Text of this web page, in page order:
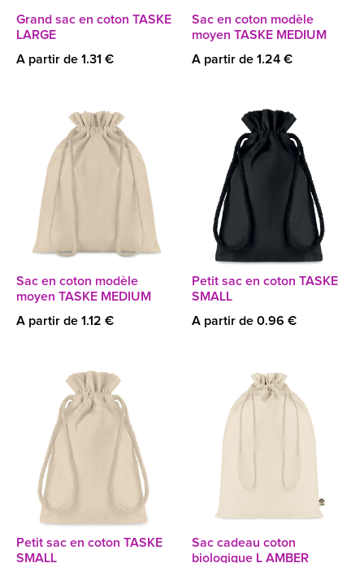
Grand sac en coton TASKE
LARGE
A partir de 1.31 €
Sac en coton modèle
moyen TASKE MEDIUM
A partir de 1.24 €
Sac en coton modèle
moyen TASKE MEDIUM
A partir de 1.12 €
Petit sac en coton TASKE
SMALL
A partir de 0.96 €
Petit sac en coton TASKE
SMALL
Sac cadeau coton
biologique L AMBER